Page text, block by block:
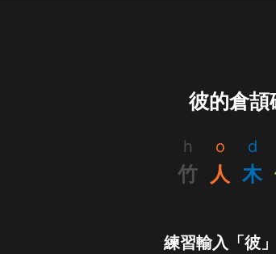
彼的倉頡
h
竹
o
人
d
木
練習輸入「彼